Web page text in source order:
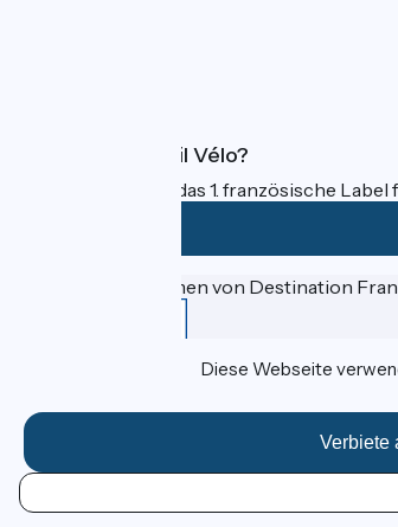
DE
Was ist Accueil Vélo?
Accueil Vélo ist das 1. französische
Gefördert im Rahmen von Destination
Espace Presse
Mentions légales
Réalisation :
Diese Webseite
Verbiete